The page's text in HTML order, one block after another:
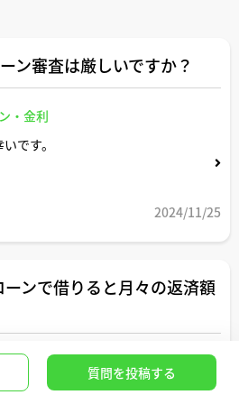
ン審査は厳しいですか？
・金利
です。
2024/11/25
ンで借りると月々の返済額
・金利
で借りた場合の月々の支払い
質問を投稿する